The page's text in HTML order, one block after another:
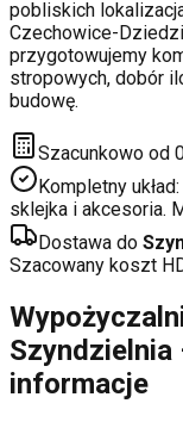
pobliskich
Czechowice-
przygotowujemy
stropowych, dobór
budowę.
Szacunkowo od
Kompletny
sklejka i akcesoria.
Dostawa do
Szacowany koszt
Szyndzielnia
informacje